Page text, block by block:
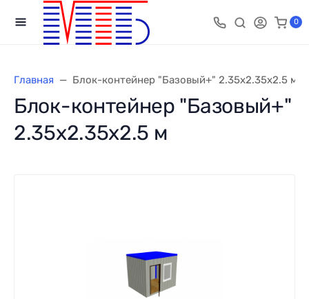
0
Главная Блок-контейнер "Базовый+" 2.35х2.35х2.5 м
Блок-контейнер "Базовый+"
2.35х2.35х2.5 м